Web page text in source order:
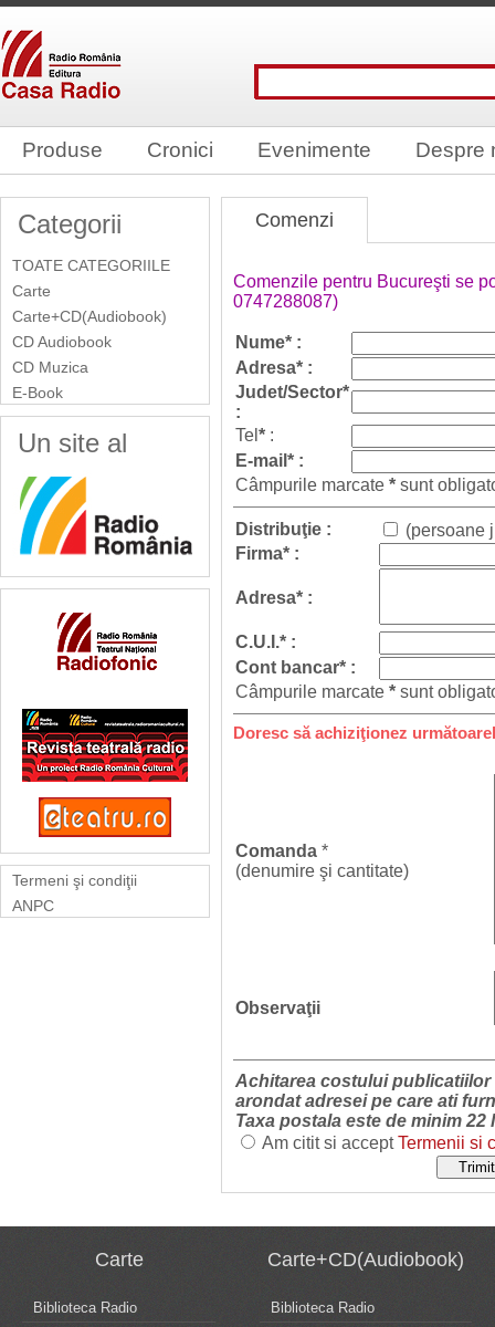
Produse Cronici Evenimente Despre
Categorii
TOATE CATEGORIILE
Carte
Carte+CD(Audiobook)
CD Audiobook
CD Muzica
E-Book
Un site al
Termeni şi condiţii
ANPC
Comenzi
Comenzile pentru Bucureşti se
0747288087)
Nume* :
Adresa* :
Judet/Sector*
:
Tel * :
E-mail* :
Câmpurile marcate * sunt
Distribuţie :
(persoane
Firma* :
Adresa* :
C.U.I.* :
Cont bancar* :
Câmpurile marcate * sunt
Doresc să achiziţionez
Comanda *
(denumire şi cantitate)
Observaţii
Achitarea costului publicatiilor
arondat adresei pe care ati
Taxa postala este de minim
Am citit si acceptTermenii si
Carte
Biblioteca Radio
Carte+CD(Audiobook)
Biblioteca Radio